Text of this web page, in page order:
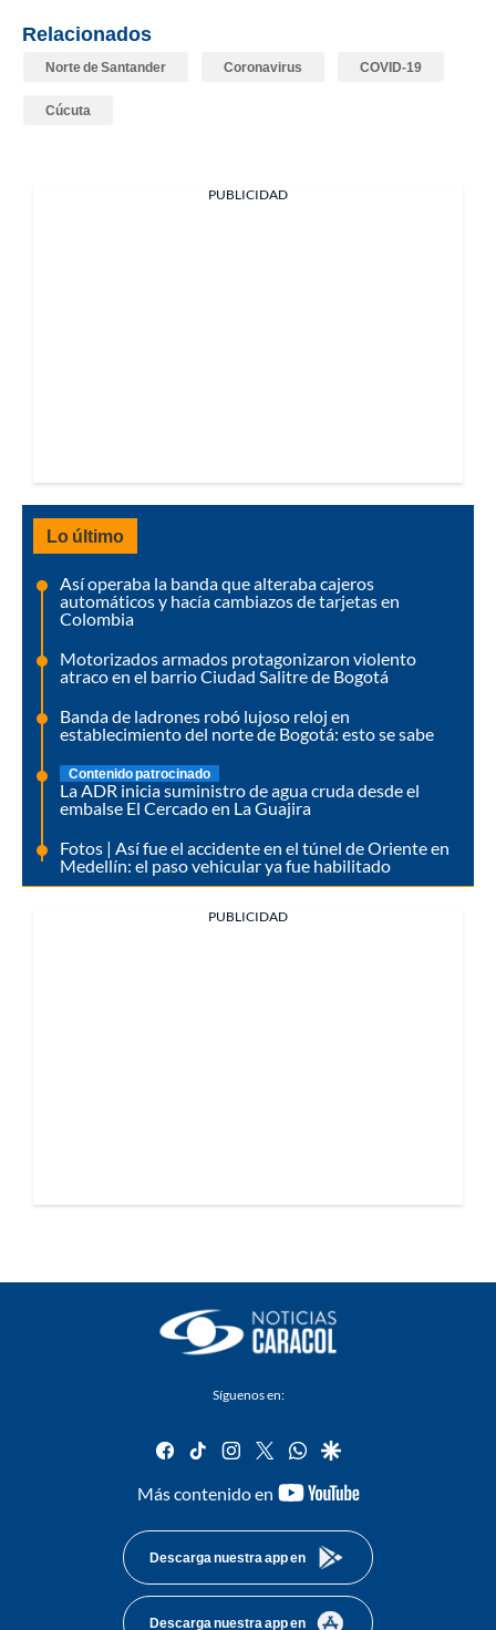
Relacionados
Norte de Santander Coronavirus COVID-19
Cúcuta
PUBLICIDAD
Lo último
Así operaba la banda que alteraba cajeros
automáticos y hacía cambiazos de tarjetas en
Colombia
Motorizados armados protagonizaron violento
atraco en el barrio Ciudad Salitre de Bogotá
Banda de ladrones robó lujoso reloj en
establecimiento del norte de Bogotá: esto se sabe
Contenido patrocinado
La ADR inicia suministro de agua cruda desde el
embalse El Cercado en La Guajira
Fotos | Así fue el accidente en el túnel de Oriente en
Medellín: el paso vehicular ya fue habilitado
PUBLICIDAD
Síguenos en:
facebook
tiktok instagram
twitterwhatsapp
google
Más contenido en
youtube-
Descarga nuestra app en
Descarga nuestra app en